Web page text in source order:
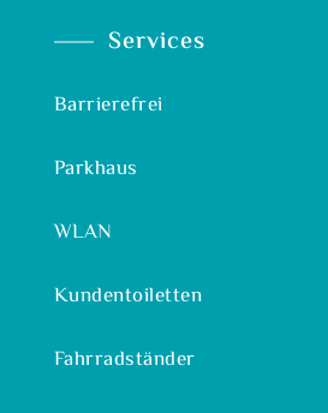
Services
Barrierefrei
Parkhaus
WLAN
Kundentoiletten
Fahrradständer